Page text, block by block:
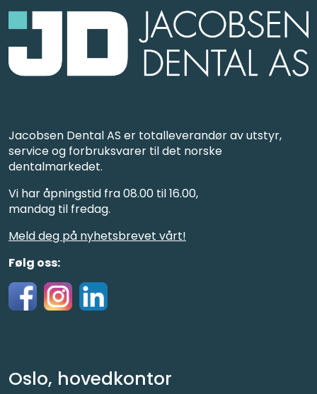
Jacobsen Dental AS er totalleverandør av utstyr,
service og forbruksvarer til det norske
dentalmarkedet.
Vi har åpningstid fra 08.00 til 16.00,
mandag til fredag.
Meld deg på nyhetsbrevet vårt!
Følg oss:
Oslo, hovedkontor